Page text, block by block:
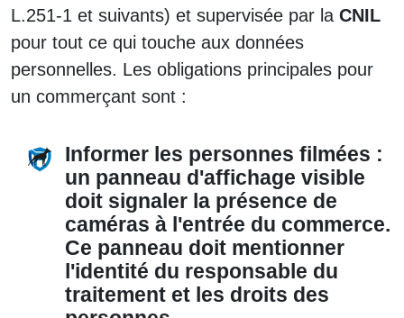
L.251-1 et suivants) et supervisée par la CNIL
pour tout ce qui touche aux données
personnelles. Les obligations principales pour
un commerçant sont :
Informer les personnes filmées :
un panneau d'affichage visible
doit signaler la présence de
caméras à l'entrée du commerce.
Ce panneau doit mentionner
l'identité du responsable du
traitement et les droits des